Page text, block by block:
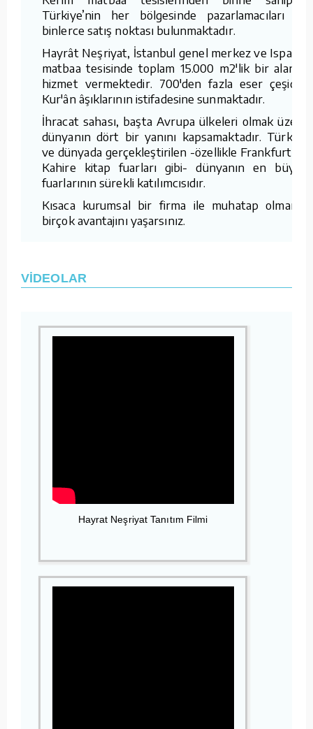
Türkiye’nin her bölgesinde pazarlamacıları ve
binlerce satış noktası bulunmaktadır.
Hayrât Neşriyat, İstanbul genel merkez ve Isparta
matbaa tesisinde toplam 15.000 m2'lik bir alanda
hizmet vermektedir. 700'den fazla eser çeşidini
Kur'ân âşıklarının istifadesine sunmaktadır.
İhracat sahası, başta Avrupa ülkeleri olmak üzere
dünyanın dört bir yanını kapsamaktadır. Türkiye
ve dünyada gerçekleştirilen -özellikle Frankfurt ve
Kahire kitap fuarları gibi- dünyanın en büyük
fuarlarının sürekli katılımcısıdır.
Kısaca kurumsal bir firma ile muhatap olmanın
birçok avantajını yaşarsınız.
VİDEOLAR
Hayrat Neşriyat Tanıtım Filmi